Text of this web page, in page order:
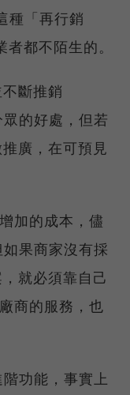
種「再行銷
都不陌生的。
斷推銷
的好處，但若
廣，在可預見
加的成本，儘
果商家沒有採
就必須靠自己
商的服務，也
功能，事實上